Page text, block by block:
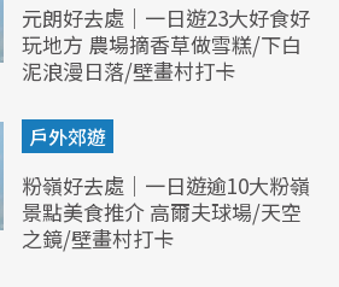
元朗好去處｜一日遊23大好食好
玩地方 農場摘香草做雪糕/下白
泥浪漫日落/壁畫村打卡
戶外郊遊
粉嶺好去處｜一日遊逾10大粉嶺
景點美食推介 高爾夫球場/天空
之鏡/壁畫村打卡